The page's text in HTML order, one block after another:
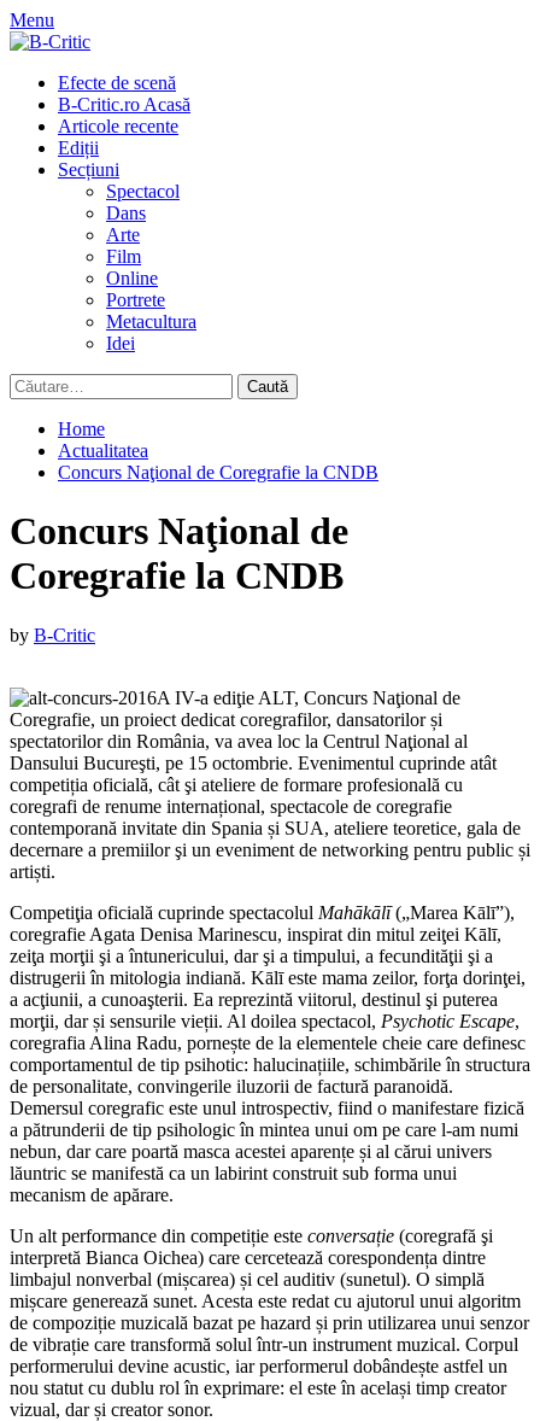
Skip
to
Menu
Primary
Menu
Efecte de scenă
B-Critic.ro Acasă
Articole recente
Ediții
Secțiuni
Spectacol
Dans
Arte
Film
Online
Portrete
Metacultura
Idei
Caută
după:
Home
Actualitatea
Concurs Naţional de Coregrafie la CNDB
Concurs Naţional de
Coregrafie la CNDB
Published
13
octombrie
201613
octombrie
2016
by B-Critic
A IV-a ediţie ALT, Concurs Naţional de
Coregrafie, un proiect dedicat coregrafilor, dansatorilor și
spectatorilor din România, va avea loc la Centrul Naţional al
Dansului Bucureşti, pe 15 octombrie. Evenimentul cuprinde atât
competiția oficială, cât şi ateliere de formare profesională cu
coregrafi de renume internațional, spectacole de coregrafie
contemporană invitate din Spania și SUA, ateliere teoretice, gala de
decernare a premiilor şi un eveniment de networking pentru public și
artiști.
Competiţia oficială cuprinde spectacolul Mahākālī(„Marea Kālī”),
coregrafie Agata Denisa Marinescu, inspirat din mitul zeiţei Kālī,
zeiţa morţii şi a întunericului, dar şi a timpului, a fecundităţii şi a
distrugerii în mitologia indiană. Kālī este mama zeilor, forţa dorinţei,
a acţiunii, a cunoaşterii. Ea reprezintă viitorul, destinul şi puterea
morţii, dar și sensurile vieții. Al doilea spectacol, Psychotic Escape,
coregrafia Alina Radu, pornește de la elementele cheie care definesc
comportamentul de tip psihotic: halucinațiile, schimbările în structura
de personalitate, convingerile iluzorii de factură paranoidă.
Demersul coregrafic este unul introspectiv, fiind o manifestare fizică
a pătrunderii de tip psihologic în mintea unui om pe care l-am numi
nebun, dar care poartă masca acestei aparențe și al cărui univers
lăuntric se manifestă ca un labirint construit sub forma unui
mecanism de apărare.
Un alt performance din competiție este conversație (coregrafă şi
interpretă Bianca Oichea) care cercetează corespondența dintre
limbajul nonverbal (mișcarea) și cel auditiv (sunetul). O simplă
mișcare generează sunet. Acesta este redat cu ajutorul unui algoritm
de compoziție muzicală bazat pe hazard și prin utilizarea unui senzor
de vibrație care transformă solul într-un instrument muzical. Corpul
performerului devine acustic, iar performerul dobândește astfel un
nou statut cu dublu rol în exprimare: el este în același timp creator
vizual, dar și creator sonor.